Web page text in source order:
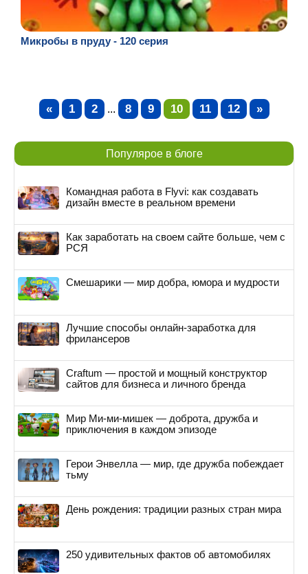
Микробы в пруду - 120 серия
« 1 2 ... 8 9 10 11 12 »
Популярое в блоге
Командная работа в Flyvi: как создавать
дизайн вместе в реальном времени
Как заработать на своем сайте больше, чем с
РСЯ
Смешарики — мир добра, юмора и мудрости
Лучшие способы онлайн-заработка для
фрилансеров
Craftum — простой и мощный конструктор
сайтов для бизнеса и личного бренда
Мир Ми-ми-мишек — доброта, дружба и
приключения в каждом эпизоде
Герои Энвелла — мир, где дружба побеждает
тьму
День рождения: традиции разных стран мира
250 удивительных фактов об автомобилях